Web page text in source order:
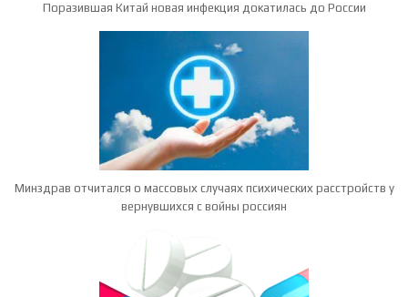
Поразившая Китай новая инфекция докатилась до России
Минздрав отчитался о массовых случаях психических расстройств у
вернувшихся с войны россиян